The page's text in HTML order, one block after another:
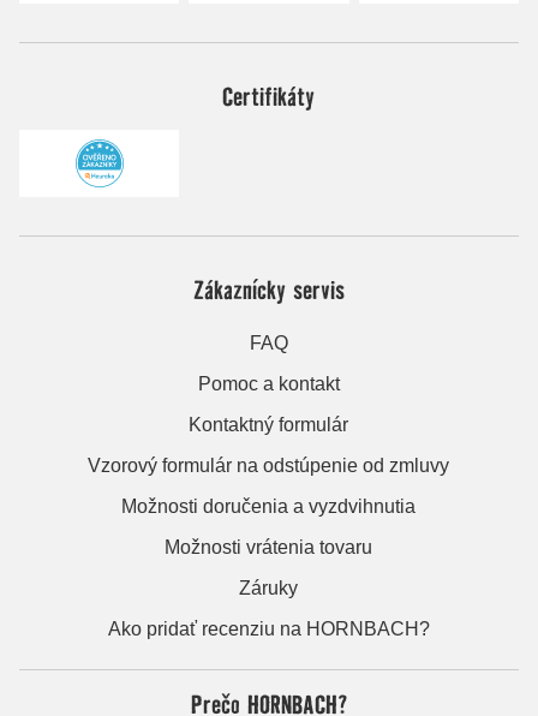
Certifikáty
Zákaznícky servis
FAQ
Pomoc a kontakt
Kontaktný formulár
Vzorový formulár na odstúpenie od zmluvy
Možnosti doručenia a vyzdvihnutia
Možnosti vrátenia tovaru
Záruky
Ako pridať recenziu na HORNBACH?
Prečo HORNBACH?